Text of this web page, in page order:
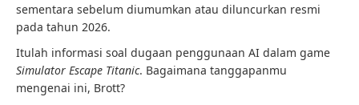
sementara sebelum diumumkan atau diluncurkan resmi
pada tahun 2026.
Itulah informasi soal dugaan penggunaan AI dalam game
Simulator Escape Titanic. Bagaimana tanggapanmu
mengenai ini, Brott?